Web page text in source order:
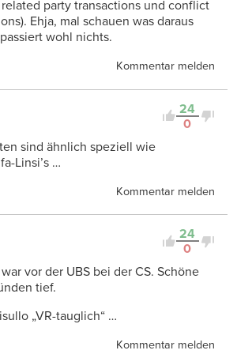
party transactions und conflict
Ehja, mal schauen was daraus
wohl nichts.
Kommentar melden
24
0
sind ähnlich speziell wie
Linsi’s …
Kommentar melden
24
0
vor der UBS bei der CS. Schöne
tief.
„VR-tauglich“ …
Kommentar melden